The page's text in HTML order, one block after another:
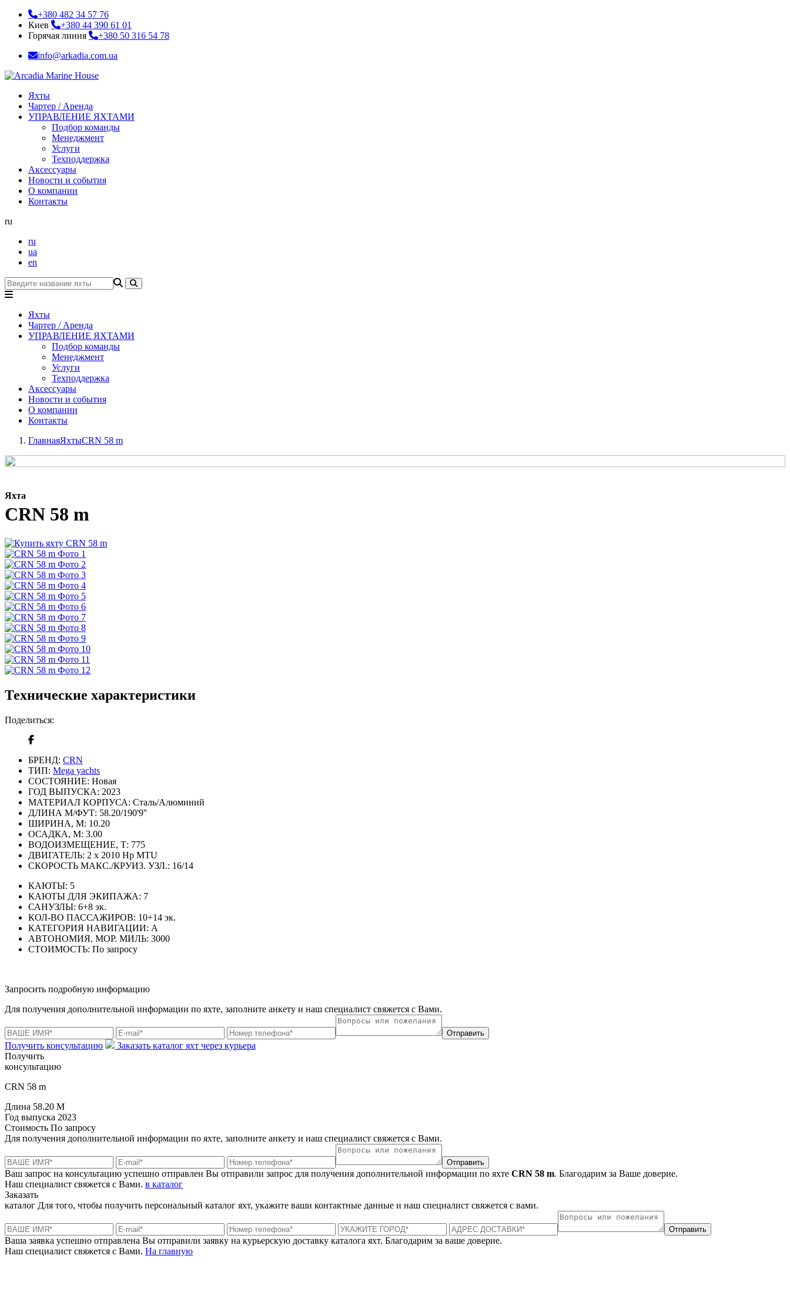
+380 482 34 57 76
Киев
+380 44 390 61 01
Горячая линия
+380 50 316 54 78
info@arkadia.com.ua
Яхты
Чартер / Аренда
УПРАВЛЕНИЕ ЯХТАМИ
Подбор команды
Менеджмент
Услуги
Техподдержка
Аксессуары
Новости и события
О компании
Контакты
ru
ru
ua
en
Яхты
Чартер / Аренда
УПРАВЛЕНИЕ ЯХТАМИ
Подбор команды
Менеджмент
Услуги
Техподдержка
Аксессуары
Новости и события
О компании
Контакты
ГлавнаяЯхтыCRN 58 m
Яхта
CRN 58 m
Технические характеристики
Поделиться:
БРЕНД: CRN
ТИП: Mega yachts
СОСТОЯНИЕ: Новая
ГОД ВЫПУСКА: 2023
МАТЕРИАЛ КОРПУСА: Сталь/Алюминий
ДЛИНА М/ФУТ: 58.20/190'9''
ШИРИНА, М: 10.20
ОСАДКА, М: 3.00
ВОДОИЗМЕЩЕНИЕ, Т: 775
ДВИГАТЕЛЬ: 2 x 2010 Hp MTU
СКОРОСТЬ МАКС./КРУИЗ. УЗЛ.: 16/14
КАЮТЫ: 5
КАЮТЫ ДЛЯ ЭКИПАЖА: 7
САНУЗЛЫ: 6+8 эк.
КОЛ-ВО ПАССАЖИРОВ: 10+14 эк.
КАТЕГОРИЯ НАВИГАЦИИ: А
АВТОНОМИЯ, МОР. МИЛЬ: 3000
СТОИМОСТЬ: По запросу
Запросить подробную информацию
Для получения дополнительной информации по яхте, заполните анкету и наш специалист свяжется с Вами.
Отправить
Получить консультацию
Заказать каталог яхт через курьера
Получить
консультацию
CRN 58 m
Длина 58.20 M
Год выпуска 2023
Стоимость По запросу
Для получения дополнительной информации по яхте, заполните анкету и наш специалист свяжется с Вами.
Отправить
Ваш запрос на консультацию успешно отправлен Вы отправили запрос для получения дополнительной информации по яхте CRN 58 m. Благодарим за Ваше доверие.
Наш специалист свяжется с Вами. в каталог
Заказать
каталог Для того, чтобы получить персональный каталог яхт, укажите ваши контактные данные и наш специалист свяжется с вами.
Отправить
Ваша заявка успешно отправлена Вы отправили заявку на курьерскую доставку каталога яхт. Благодарим за ваше доверие.
Наш специалист свяжется с Вами. На главную